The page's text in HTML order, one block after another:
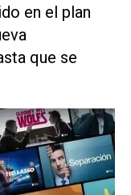
en el plan
que se